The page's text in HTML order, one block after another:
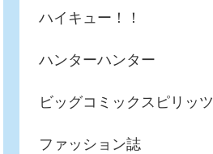
ハイキュー！！
ハンターハンター
ビッグコミックスピリッツ
ファッション誌